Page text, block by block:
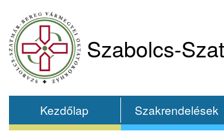
Szabolcs-
Kezdőlap Szakrendelések